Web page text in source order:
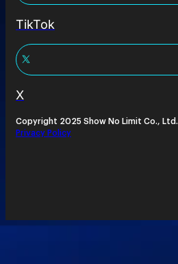
TikTok
X
Copyright 2025 Show No Limit Co., Ltd.
Privacy Policy